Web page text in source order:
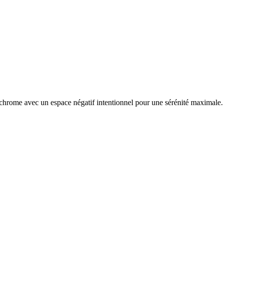
avec un espace négatif intentionnel pour une sérénité maximale.